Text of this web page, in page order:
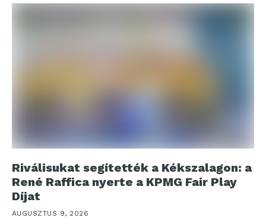
Riválisukat segítették a Kékszalagon: a
René Raffica nyerte a KPMG Fair Play
Díjat
AUGUSZTUS 9, 2026